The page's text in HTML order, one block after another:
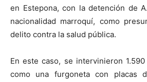
en Estepona, con la detención de
nacionalidad marroquí, como
delito contra la salud pública.
En este caso, se intervinieron
como una furgoneta con placas